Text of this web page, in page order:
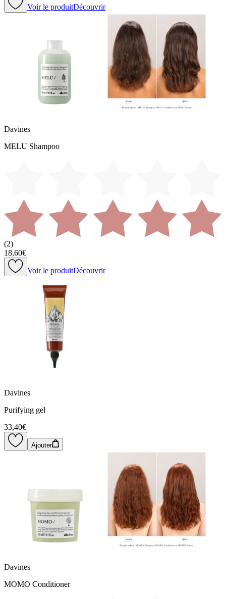
Voir le produitDécouvrir
Davines
MELU Shampoo
(2)
18,60€
Voir le produitDécouvrir
Davines
Purifying gel
33,40€
Ajouter
Davines
MOMO Conditioner